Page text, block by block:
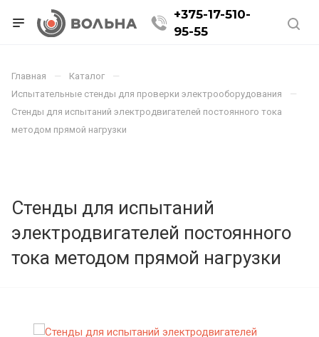
+375-17-510-
95-55
Главная
Каталог
Испытательные стенды для проверки электрооборудования
Стенды для испытаний электродвигателей постоянного тока
методом прямой нагрузки
Стенды для испытаний
электродвигателей постоянного
тока методом прямой нагрузки